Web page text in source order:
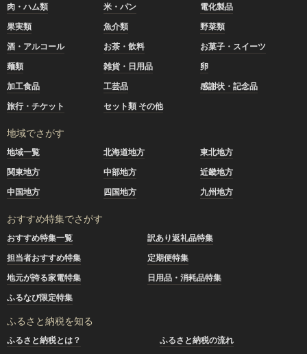
肉・ハム類 米・パン
電化製品
果実類
魚介類
野菜類
酒・アルコール
お茶・飲料
お菓子・スイーツ
麺類
雑貨・日用品
卵
加工食品
工芸品
感謝状・記念品
旅行・チケット
セット類 その他
地域でさがす
地域一覧 北海道地方
東北地方
関東地方
中部地方
近畿地方
中国地方
四国地方 九州地方
おすすめ特集でさがす
おすすめ特集一覧
訳あり返礼品特集
担当者おすすめ特集
定期便特集
地元が誇る家電特集
日用品・消耗品特集
ふるなび限定特集
ふるさと納税を知る
ふるさと納税とは？
ふるさと納税の流れ